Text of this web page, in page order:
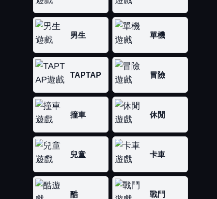
男生 單機
TAPTAP 冒險
撞車 休閒
兒童 卡車
酷 戰鬥